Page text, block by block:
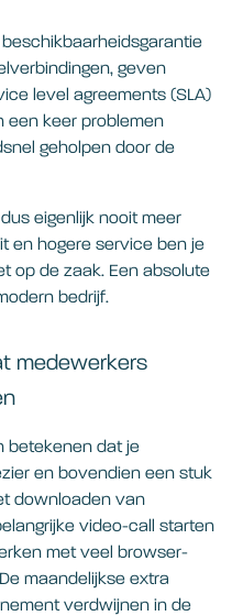
geven
level agreements (SLA)
een keer problemen
geholpen door de
eigenlijk nooit meer
en hogere service ben je
op de zaak. Een absolute
bedrijf.
medewerkers
betekenen dat je
en bovendien een stuk
downloaden van
video-call starten
met veel browser-
maandelijkse extra
verdwijnen in de